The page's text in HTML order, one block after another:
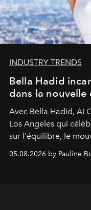
INDUSTRY TRENDS
Bella Hadid
dans la nouvelle
Avec Bella Hadid,
Los Angeles qui
sur l'équilibre, le
05.08.2026 by Pauline